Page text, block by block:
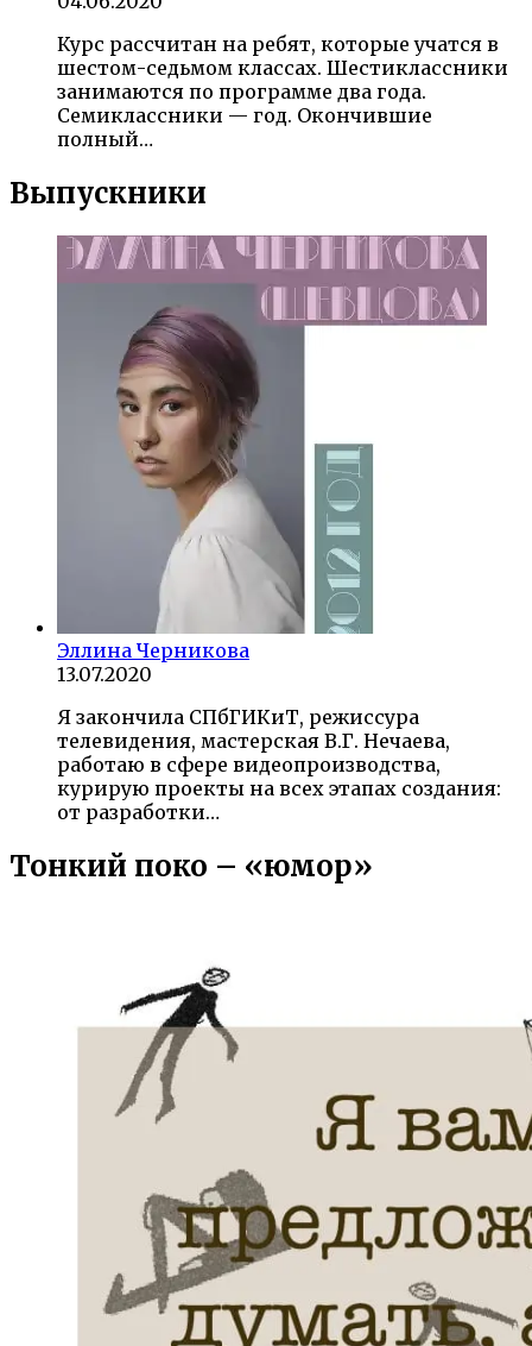
Курс рассчитан на ребят, которые учатся в
шестом-седьмом классах. Шестиклассники
занимаются по программе два года.
Семиклассники — год. Окончившие
полный…
Выпускники
Эллина Черникова
13.07.2020
Я закончила СПбГИКиТ, режиссура
телевидения, мастерская В.Г. Нечаева,
работаю в сфере видеопроизводства,
курирую проекты на всех этапах создания:
от разработки…
Тонкий поко – «юмор»